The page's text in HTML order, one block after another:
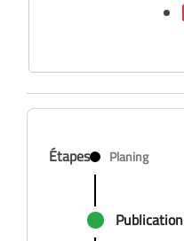
Étapes Planing
Publication